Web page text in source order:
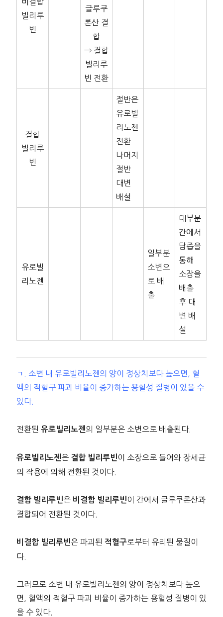
빌리루
빈
글루쿠
론산 결
합
⇒ 결합
빌리루
빈 전환
결합
빌리루
빈
절반은
유로빌
리노젠
전환
나머지
절반
대변
배설
유로빌
리노젠
일부분
소변으
로 배
출
대부분
간에서
담즙을
통해
소장을
배출
후 대
변 배
설
ㄱ. 소변 내 유로빌리노젠의 양이 정상치보다 높으면, 혈
액의 적혈구 파괴 비율이 증가하는 용혈성 질병이 있을 수
있다.
전환된 유로빌리노젠의 일부분은 소변으로 배출된다.
유로빌리노젠은 결합 빌리루빈 이 소장으로 들어와 장세균
의 작용에 의해 전환된 것이다.
결합 빌리루빈은 비결합 빌리루빈 이 간에서 글루쿠론산과
결합되어 전환된 것이다.
비결합 빌리루빈은 파괴된 적혈구로부터 유리된 물질이
다.
그러므로 소변 내 유로빌리노젠의 양이 정상치보다 높으
면, 혈액의 적혈구 파괴 비율이 증가하는 용혈성 질병이 있
을 수 있다.